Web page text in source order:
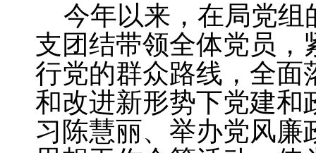
今年以来，在局党组
支团结带领全体党员，
行党的群众路线，全面
和改进新形势下党建和
习陈慧丽、举办党风